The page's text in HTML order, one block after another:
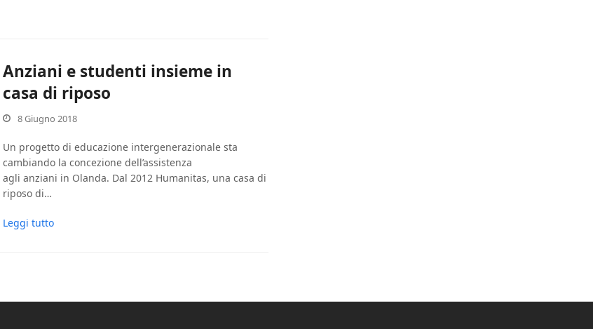
Anziani e studenti insieme in
casa di riposo
8 Giugno 2018
Un progetto di educazione intergenerazionale sta
cambiando la concezione dell’assistenza
agli anziani in Olanda. Dal 2012 Humanitas, una casa di
riposo di…
Leggi tutto